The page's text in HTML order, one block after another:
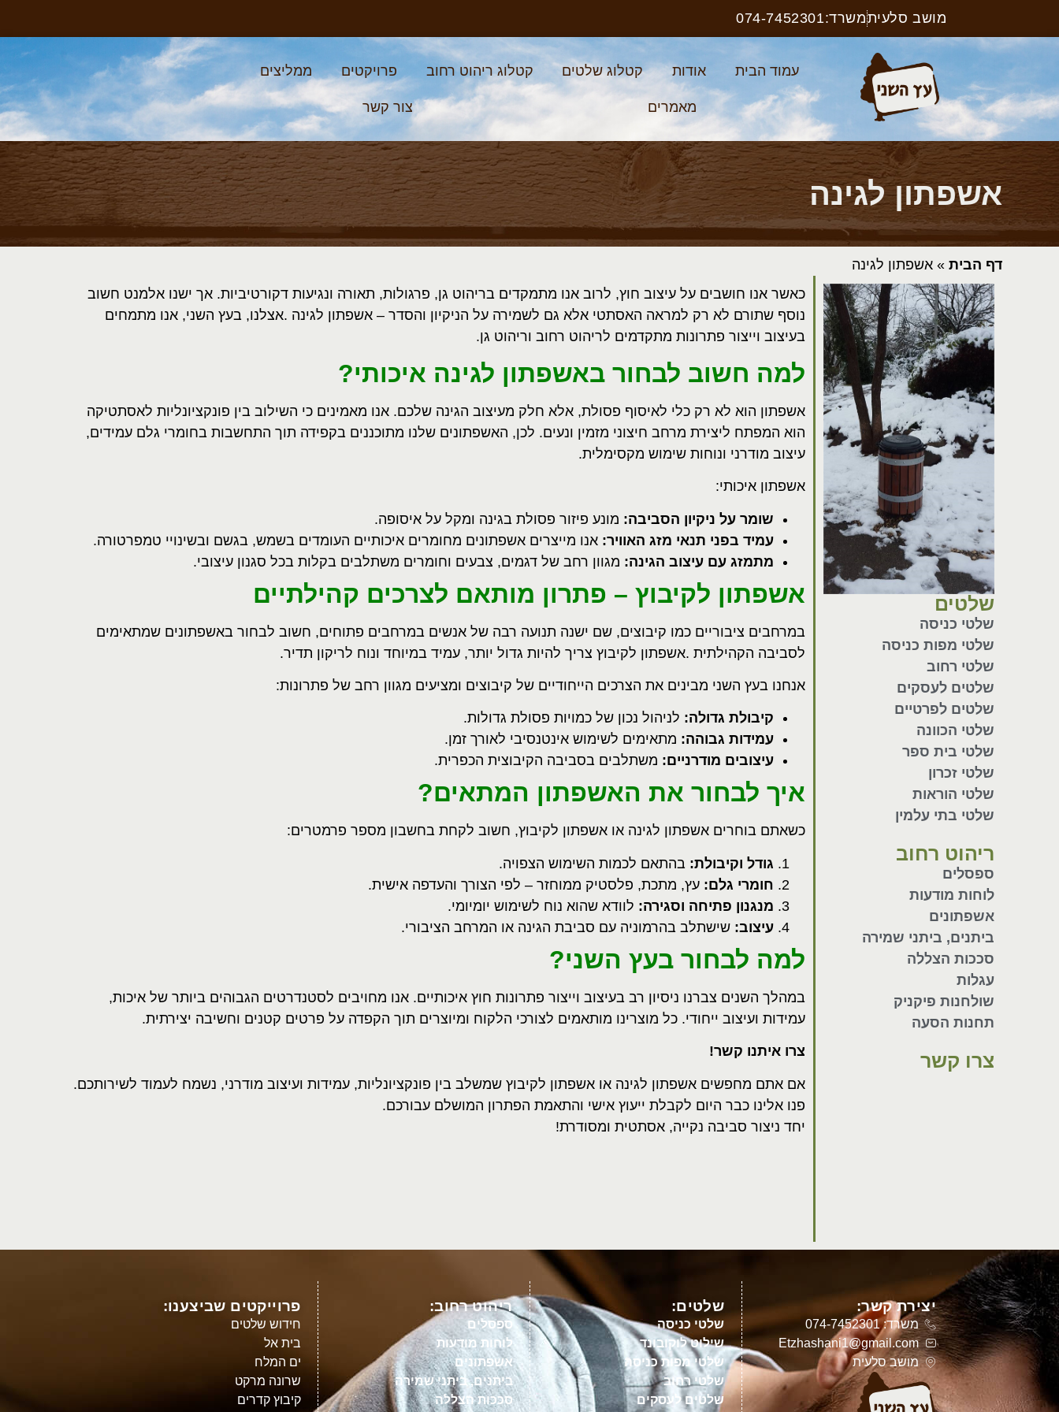
מושב סלעיתמשרד:074-7452301
עמוד הבית אודות קטלוג שלטים קטלוג ריהוט רחוב פרויקטים ממליצים
מאמרים צור קשר
אשפתון לגינה
דף הבית » אשפתון לגינה
שלטים
שלטי כניסה
שלטי מפות כניסה
שלטי רחוב
שלטים לעסקים
שלטים לפרטיים
שלטי הכוונה
שלטי בית ספר
שלטי זכרון
שלטי הוראות
שלטי בתי עלמין
ריהוט רחוב
ספסלים
לוחות מודעות
אשפתונים
ביתנים, ביתני שמירה
סככות הצללה
עגלות
שולחנות פיקניק
תחנות הסעה
צרו קשר
כאשר אנו חושבים על עיצוב חוץ, לרוב אנו מתמקדים בריהוט גן, פרגולות, תאורה ונגיעות דקורטיביות. אך ישנו אלמנט חשוב
נוסף שתורם לא רק למראה האסתטי אלא גם לשמירה על הניקיון והסדר – אשפתון לגינה .אצלנו, בעץ השני, אנו מתמחים
בעיצוב וייצור פתרונות מתקדמים לריהוט רחוב וריהוט גן.
למה חשוב לבחור באשפתון לגינה איכותי?
אשפתון הוא לא רק כלי לאיסוף פסולת, אלא חלק מעיצוב הגינה שלכם. אנו מאמינים כי השילוב בין פונקציונליות לאסתטיקה
הוא המפתח ליצירת מרחב חיצוני מזמין ונעים. לכן, האשפתונים שלנו מתוכננים בקפידה תוך התחשבות בחומרי גלם עמידים,
עיצוב מודרני ונוחות שימוש מקסימלית.
אשפתון איכותי:
שומר על ניקיון הסביבה: מונע פיזור פסולת בגינה ומקל על איסופה.
עמיד בפני תנאי מזג האוויר: אנו מייצרים אשפתונים מחומרים איכותיים העומדים בשמש, בגשם ובשינויי טמפרטורה.
מתמזג עם עיצוב הגינה: מגוון רחב של דגמים, צבעים וחומרים משתלבים בקלות בכל סגנון עיצובי.
אשפתון לקיבוץ – פתרון מותאם לצרכים קהילתיים
במרחבים ציבוריים כמו קיבוצים, שם ישנה תנועה רבה של אנשים במרחבים פתוחים, חשוב לבחור באשפתונים שמתאימים
לסביבה הקהילתית .אשפתון לקיבוץ צריך להיות גדול יותר, עמיד במיוחד ונוח לריקון תדיר.
אנחנו בעץ השני מבינים את הצרכים הייחודיים של קיבוצים ומציעים מגוון רחב של פתרונות:
קיבולת גדולה: לניהול נכון של כמויות פסולת גדולות.
עמידות גבוהה: מתאימים לשימוש אינטנסיבי לאורך זמן.
עיצובים מודרניים: משתלבים בסביבה הקיבוצית הכפרית.
איך לבחור את האשפתון המתאים?
כשאתם בוחרים אשפתון לגינה או אשפתון לקיבוץ, חשוב לקחת בחשבון מספר פרמטרים:
גודל וקיבולת: בהתאם לכמות השימוש הצפויה.
חומרי גלם: עץ, מתכת, פלסטיק ממוחזר – לפי הצורך והעדפה אישית.
מנגנון פתיחה וסגירה: לוודא שהוא נוח לשימוש יומיומי.
עיצוב: שישתלב בהרמוניה עם סביבת הגינה או המרחב הציבורי.
למה לבחור בעץ השני?
במהלך השנים צברנו ניסיון רב בעיצוב וייצור פתרונות חוץ איכותיים. אנו מחויבים לסטנדרטים הגבוהים ביותר של איכות,
עמידות ועיצוב ייחודי. כל מוצרינו מותאמים לצורכי הלקוח ומיוצרים תוך הקפדה על פרטים קטנים וחשיבה יצירתית.
צרו איתנו קשר!
אם אתם מחפשים אשפתון לגינה או אשפתון לקיבוץ שמשלב בין פונקציונליות, עמידות ועיצוב מודרני, נשמח לעמוד לשירותכם.
פנו אלינו כבר היום לקבלת ייעוץ אישי והתאמת הפתרון המושלם עבורכם.
יחד ניצור סביבה נקייה, אסתטית ומסודרת!
יצירת קשר:
משרד: 074-7452301
Etzhashani1@gmail.com
מושב סלעית
שלטים:
שלטי כניסה
שילוט לוקובונד
שלטי מפות כניסה
שלטי רחוב
שלטים לעסקים
ריהוט רחוב:
ספסלים
לוחות מודעות
אשפתונים
ביתנים, ביתני שמירה
סככות הצללה
פרוייקטים שביצענו:
חידוש שלטים
בית אל
ים המלח
שרונה מרקט
קיבוץ קדרים